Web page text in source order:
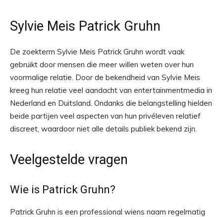
Sylvie Meis Patrick Gruhn
De zoekterm Sylvie Meis Patrick Gruhn wordt vaak
gebruikt door mensen die meer willen weten over hun
voormalige relatie. Door de bekendheid van Sylvie Meis
kreeg hun relatie veel aandacht van entertainmentmedia in
Nederland en Duitsland. Ondanks die belangstelling hielden
beide partijen veel aspecten van hun privéleven relatief
discreet, waardoor niet alle details publiek bekend zijn.
Veelgestelde vragen
Wie is Patrick Gruhn?
Patrick Gruhn is een professional wiens naam regelmatig